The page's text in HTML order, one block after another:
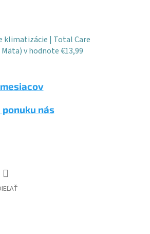
klimatizácie | Total Care
Mäta)v hodnote €13,99
nás